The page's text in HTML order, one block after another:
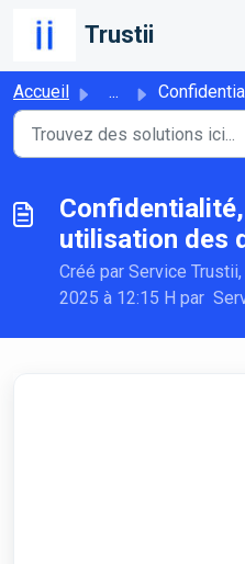
Trustii
Accueil ... Confidentialité, sécurité et
utilisation des
Créé par Service
2025 à 12:15 H par